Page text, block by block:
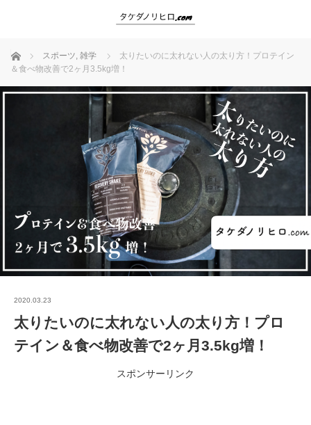
ホーム スポーツ, 雑学
太りたいのに太れない人の太り方！プロテイン
＆食べ物改善で2ヶ月3.5kg増！
2020.03.23
太りたいのに太れない人の太り方！プロ
テイン＆食べ物改善で2ヶ月3.5kg増！
スポンサーリンク